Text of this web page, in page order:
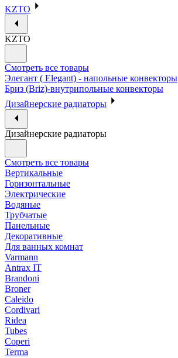
KZTO
KZTO
Смотреть все товары
Элегант ( Elegant) - напольные конвекторы
Бриз (Briz)-внутрипольные конвекторы
Дизайнерские радиаторы
Дизайнерские радиаторы
Смотреть все товары
Вертикальные
Горизонтальные
Электрические
Водяные
Трубчатые
Панельные
Декоративные
Для ванных комнат
Varmann
Antrax IT
Brandoni
Broner
Caleido
Cordivari
Ridea
Tubes
Coperi
Terma